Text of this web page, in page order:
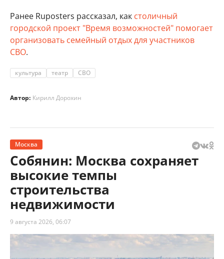
Ранее Ruposters рассказал, как столичный
городской проект "Время возможностей" помогает
организовать семейный отдых для участников
СВО.
культура театр СВО
Автор: Кирилл Дорохин
Москва
Собянин: Москва сохраняет
высокие темпы
строительства
недвижимости
9 августа 2026, 06:07